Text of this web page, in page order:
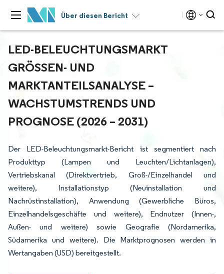
Über diesen Bericht
LED-BELEUCHTUNGSMARKT
GRÖSSEN- UND M
ARKTANTEILSANALYSE – W
ACHSTUMSTRENDS UND P
ROGNOSE (2026 – 2031)
Der LED-Beleuchtungsmarkt-Bericht ist segmentiert nach
Produkttyp (Lampen und Leuchten/Lichtanlagen),
Vertriebskanal (Direktvertrieb, Groß-/Einzelhandel und
weitere), Installationstyp (Neuinstallation und
Nachrüstinstallation), Anwendung (Gewerbliche Büros,
Einzelhandelsgeschäfte und weitere), Endnutzer (Innen-,
Außen- und weitere) sowie Geografie (Nordamerika,
Südamerika und weitere). Die Marktprognosen werden in
Wertangaben (USD) bereitgestellt.